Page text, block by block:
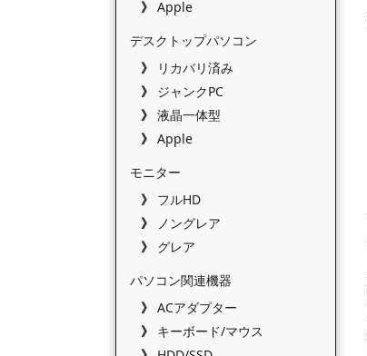
Apple
デスクトップパソコン
リカバリ済み
ジャンクPC
液晶一体型
Apple
モニター
フルHD
ノングレア
グレア
パソコン関連機器
ACアダプター
キーボード/マウス